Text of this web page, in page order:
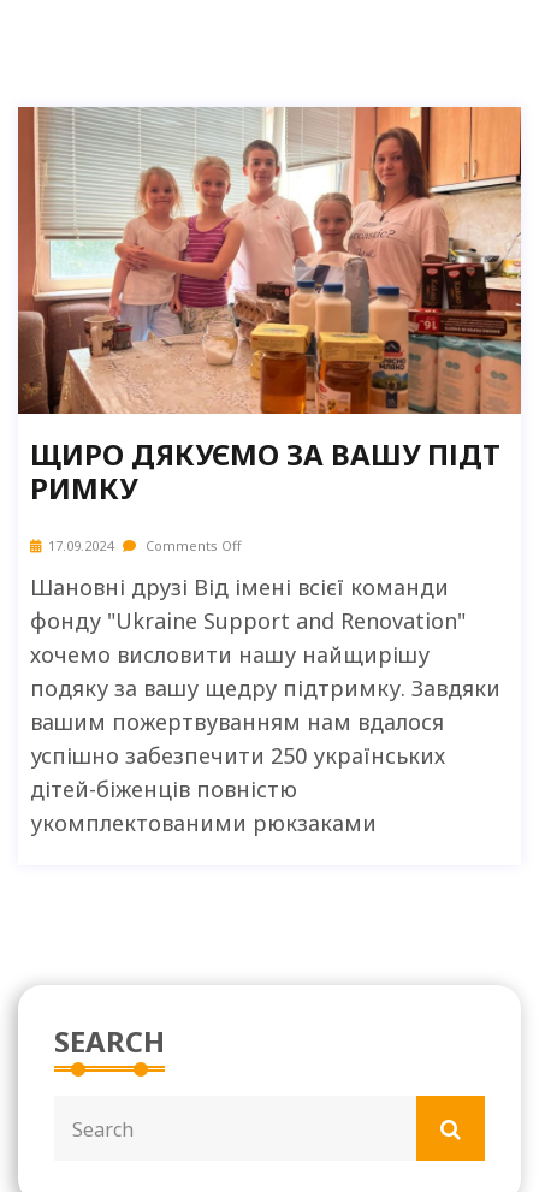
ЩИРО ДЯКУЄМО ЗА ВАШУ ПІДТ
РИМКУ
17.09.2024 Comments Off
Шановні друзі Від імені всієї команди
фонду "Ukraine Support and Renovation"
хочемо висловити нашу найщирішу
подяку за вашу щедру підтримку. Завдяки
вашим пожертвуванням нам вдалося
успішно забезпечити 250 українських
дітей-біженців повністю
укомплектованими рюкзаками
SEARCH